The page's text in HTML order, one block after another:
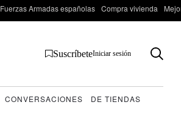
Fuerzas Armadas españolas Compra vivienda
SuscríbeteIniciar sesión
CONVERSACIONES
DE TIENDAS